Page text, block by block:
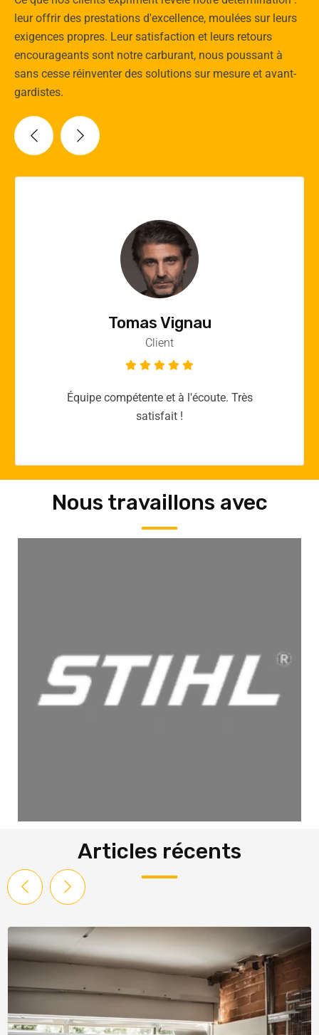
leur offrir des prestations d'excellence, moulées sur leurs
exigences propres. Leur satisfaction et leurs retours
encourageants sont notre carburant, nous poussant à
sans cesse réinventer des solutions sur mesure et avant-
gardistes.
Vincent Quere
Client
Merci yellow365.work pour votre expertise!
Nous travaillons avec
Articles récents